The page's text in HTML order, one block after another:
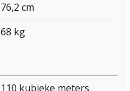
76,2 cm
68 kg
110 kubieke meters